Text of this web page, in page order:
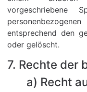
vorgeschriebene
entsprechend den
oder gelöscht.
7. Rechte der
a) Recht